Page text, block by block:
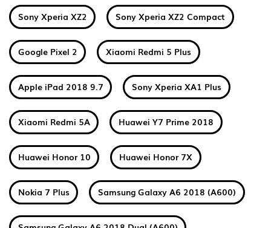
Sony Xperia XZ2 Sony Xperia XZ2 Compact
Google Pixel 2 Xiaomi Redmi 5 Plus
Apple iPad 2018 9.7 Sony Xperia XA1 Plus
Xiaomi Redmi 5A Huawei Y7 Prime 2018
Huawei Honor 10 Huawei Honor 7X
Nokia 7 Plus Samsung Galaxy A6 2018 (A600)